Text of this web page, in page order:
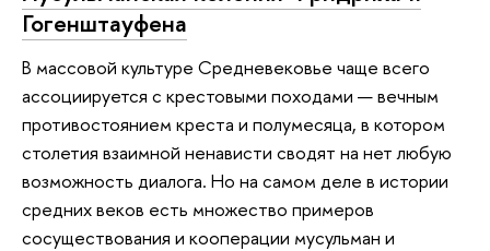
Гогенштауфена
В массовой культуре Средневековье чаще всего
ассоциируется с крестовыми походами — вечным
противостоянием креста и полумесяца, в котором
столетия взаимной ненависти сводят на нет любую
возможность диалога. Но на самом деле в истории
средних веков есть множество примеров
сосуществования и кооперации мусульман и